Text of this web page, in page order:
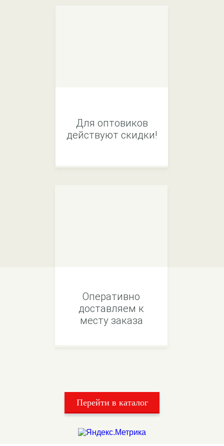
Для оптовиков
действуют скидки!
Оперативно
доставляем к
месту заказа
Перейти в каталог